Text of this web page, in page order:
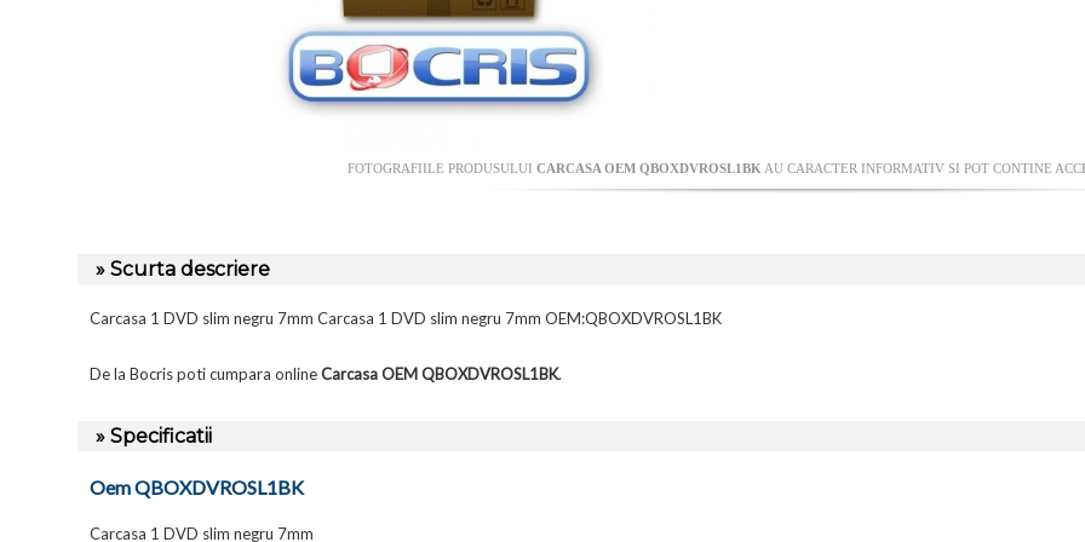
FOTOGRAFIILE PRODUSULUI CARCASA OEM QBOXDVROSL1BK AU CARACTER INFORMATIV SI POT CONTINE
» Scurta descriere
Carcasa 1 DVD slim negru 7mm Carcasa 1 DVD slim negru 7mm OEM:QBOXDVROSL1BK
De la Bocris poti cumpara onlineCarcasa OEM QBOXDVROSL1BK.
» Specificatii
Oem QBOXDVROSL1BK
Carcasa 1 DVD slim negru 7mm